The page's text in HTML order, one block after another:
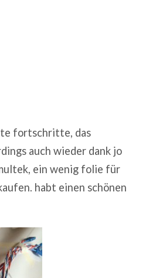
fortschritte, das
auch wieder dank jo
ein wenig folie für
habt einen schönen